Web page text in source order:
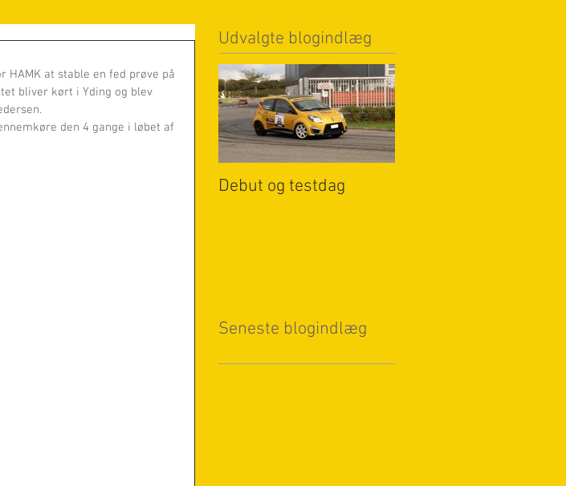
HAMK at stable en fed prøve på
bliver kørt i Yding og blev
den 4 gange i løbet af
Udvalgte blogindlæg
Debut og testdag
Seneste blogindlæg